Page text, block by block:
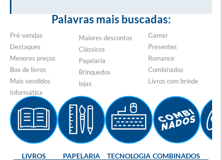
Palavras mais buscadas:
Pré-vendas
Destaques
Menores preços
Box de livros
Mais vendidos
Informática
Maiores descontos
Clássicos
Papelaria
Brinquedos
lojas
Gamer
Presentes
Romance
Combinados
Livros com brinde
LIVROS PAPELARIA TECNOLOGIA COMBINADOS